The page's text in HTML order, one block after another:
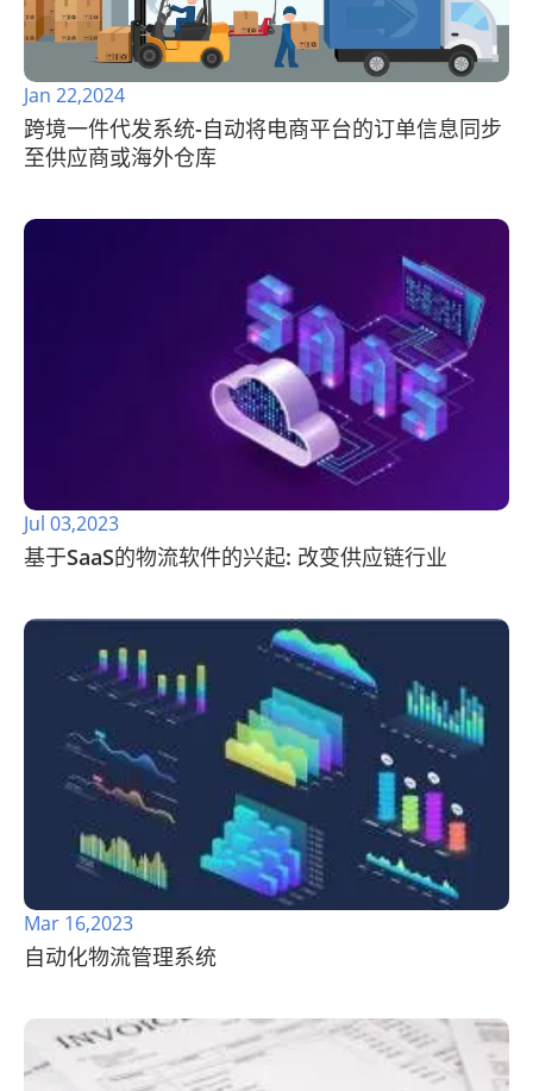
Jan 22,2024
跨境一件代发系统-自动将电商平台的订单信息同步
至供应商或海外仓库
Jul 03,2023
基于SaaS的物流软件的兴起: 改变供应链行业
Mar 16,2023
自动化物流管理系统